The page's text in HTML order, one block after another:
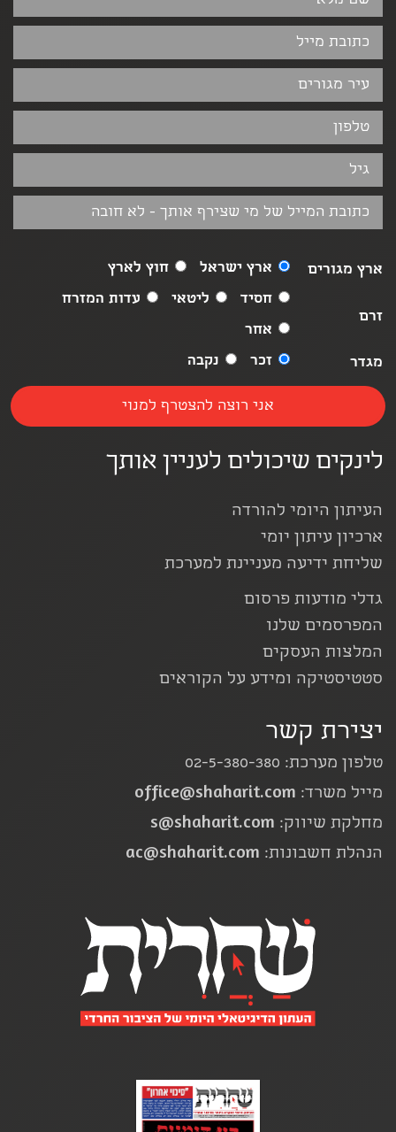
ארץ מגורים ארץ ישראל חוץ לארץ
זרם
חסיד ליטאי
עדות המזרח
אחר
מגדר
זכר נקבה
לינקים שיכולים לעניין אותך
העיתון היומי להורדה
ארכיון עיתון יומי
שליחת ידיעה מעניינת למערכת
גדלי מודעות פרסום
המפרסמים שלנו
המלצות העסקים
סטטיסטיקה ומידע על הקוראים
יצירת קשר
טלפון מערכת: 02-5-380-380
מייל משרד: office@shaharit.com
מחלקת שיווק: s@shaharit.com
הנהלת חשבונות: ac@shaharit.com